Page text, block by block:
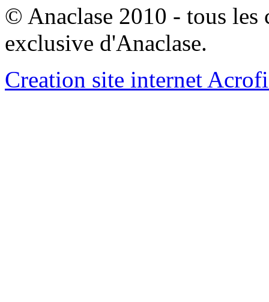
© Anaclase 2010 - tous les
exclusive d'Anaclase.
Creation site internet